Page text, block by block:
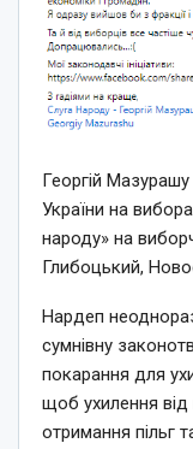
Георгій
України на
народу» на
Глибоцький,
Нардеп
сумнівну
покарання для
щоб ухилення
отримання пільг